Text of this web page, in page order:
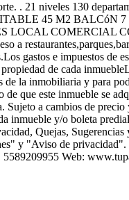
. 21 niveles 130
45 M2 BALCóN
LOCAL COMERCIAL
gastos e impuestos de
de cada
la inmobiliaria y para
que este inmueble se
Sujeto a cambios de
inmueble y/o boleta
Quejas,
y "Aviso de
Web: